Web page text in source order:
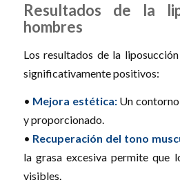
Resultados de la
hombres
Los resultados de la
significativamente positivos:
• Mejora estética:Un
y proporcionado.
• Recuperación del tono
la grasa excesiva permite que
visibles.